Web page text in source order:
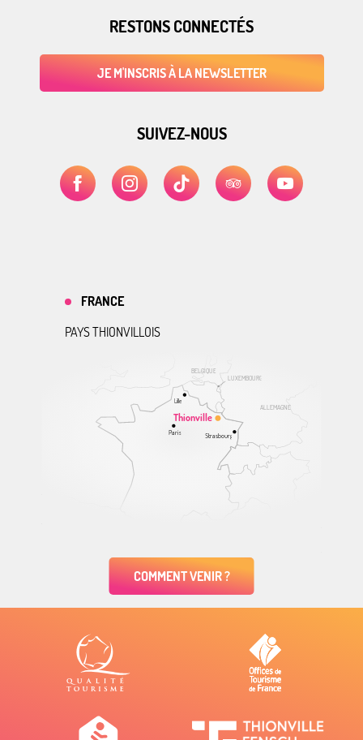
RESTONS CONNECTÉS
JE M'INSCRIS À LA NEWSLETTER
SUIVEZ-NOUS
ALLEMAGNE
BELGIQUE
LUXEMBOURG
Thionville
Lille
Paris Strasbourg
FRANCE
PAYS THIONVILLOIS
COMMENT VENIR ?